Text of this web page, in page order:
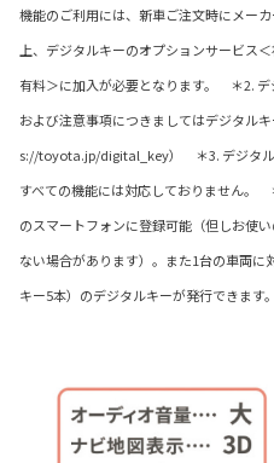
機能のご利用には、新車ご注文時にメー
上、デジタルキーのオプションサービス
有料＞に加入が必要となります。 ＊2.
および注意事項につきましてはデジタル
s://toyota.jp/digital_key） ＊3. デジタル
すべての機能には対応しておりません。
のスマートフォンに登録可能（但しお使
ない場合があります）。また1台の車両
キー5本）のデジタルキーが発行できます。